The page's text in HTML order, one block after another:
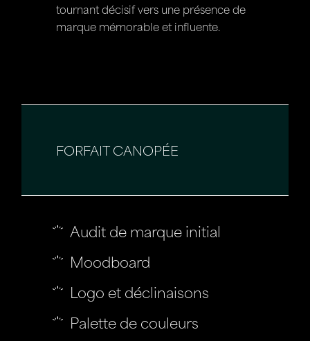
tournant décisif vers une présence de
marque mémorable et influente.
FORFAIT CANOPÉE
Audit de marque initial
Moodboard
Logo et déclinaisons
Palette de couleurs